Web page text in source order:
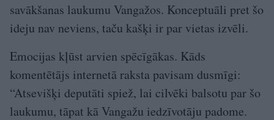
savākšanas laukumu Vangažos. Konceptuāli pret šo
ideju nav neviens, taču kašķi ir par vietas izvēli.
Emocijas kļūst arvien spēcīgākas. Kāds
komentētājs internetā raksta pavisam dusmīgi:
“Atsevišķi deputāti spiež, lai cilvēki balsotu par šo
laukumu, tāpat kā Vangažu iedzīvotāju padome.